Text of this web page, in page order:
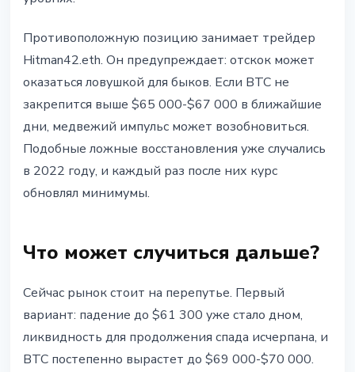
Противоположную позицию занимает трейдер
Hitman42.eth. Он предупреждает: отскок может
оказаться ловушкой для быков. Если BTC не
закрепится выше $65 000-$67 000 в ближайшие
дни, медвежий импульс может возобновиться.
Подобные ложные восстановления уже случались
в 2022 году, и каждый раз после них курс
обновлял минимумы.
Что может случиться дальше?
Сейчас рынок стоит на перепутье. Первый
вариант: падение до $61 300 уже стало дном,
ликвидность для продолжения спада исчерпана, и
BTC постепенно вырастет до $69 000-$70 000.